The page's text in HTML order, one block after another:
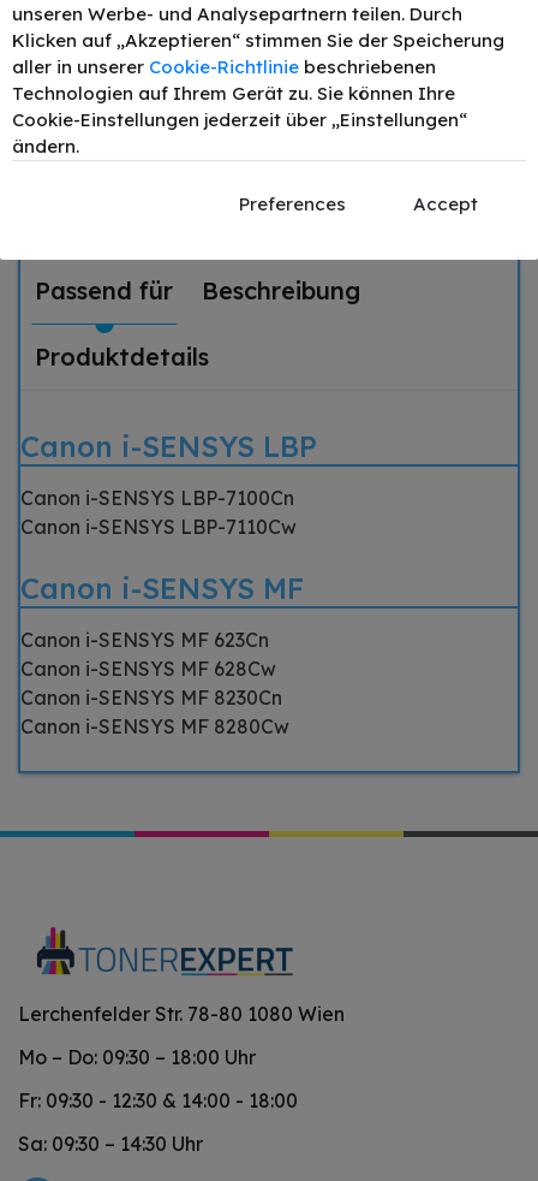
TONEX alternativ für
Canon 731C /
6271B002 Toner
Cyan bis zu 1500
Seiten
44,90 € – +
TONEX alternativ für
Canon 731BK /
6272B002 Toner
44,90 € – +
Passend für Beschreibung
Produktdetails
Canon i-SENSYS LBP
Canon i-SENSYS LBP-7100Cn
Canon i-SENSYS LBP-7110Cw
Canon i-SENSYS MF
Canon i-SENSYS MF 623Cn
Canon i-SENSYS MF 628Cw
Canon i-SENSYS MF 8230Cn
Canon i-SENSYS MF 8280Cw
Lerchenfelder Str. 78-80 1080 Wien
Mo – Do: 09:30 – 18:00 Uhr
Fr: 09:30 - 12:30 & 14:00 - 18:00
Sa: 09:30 – 14:30 Uhr
unseren Werbe- und Analysepartnern teilen. Durch
Klicken auf „Akzeptieren“ stimmen Sie der Speicherung
aller in unserer Cookie-Richtlinie beschriebenen
Technologien auf Ihrem Gerät zu. Sie können Ihre
Cookie-Einstellungen jederzeit über „Einstellungen“
ändern.
Preferences Accept